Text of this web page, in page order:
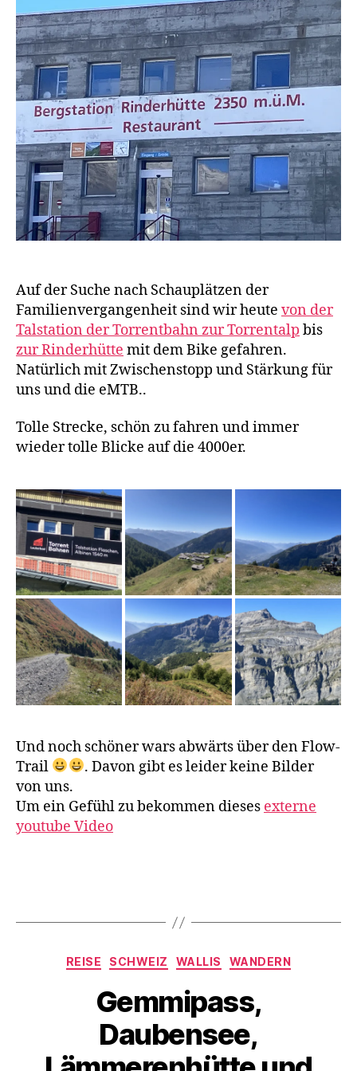
w
a
g
e
Auf der Suche nach Schauplätzen der
Familienvergangenheit sind wir heute von der
Talstation der Torrentbahn zur Torrentalp bis
zur Rinderhütte mit dem Bike gefahren.
Natürlich mit Zwischenstopp und Stärkung für
uns und die eMTB..
Tolle Strecke, schön zu fahren und immer
wieder tolle Blicke auf die 4000er.
Und noch schöner wars abwärts über den Flow-
Trail
. Davon gibt es leider keine Bilder
von uns.
Um ein Gefühl zu bekommen dieses externe
youtube Video
A
l
b
i
n
n
e
n
,
L
u
k
e
r
b
a
Kategorien
REISE SCHWEIZ WALLIS WANDERN
Gemmipass,
Daubensee,
o
n
d
e